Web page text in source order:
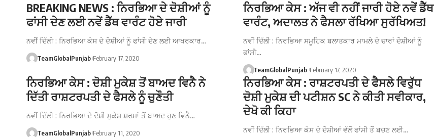
BREAKING NEWS : ਨਿਰਭਿਆ ਦੇ ਦੋਸ਼ੀਆਂ ਨੂੰ
ਫਾਂਸੀ ਦੇਣ ਲਈ ਨਵੇਂ ਡੈੱਥ ਵਾਰੰਟ ਹੋਏ ਜਾਰੀ
ਨਵੀਂ ਦਿੱਲੀ : ਨਿਰਭਿਆ ਕੇਸ ਦੇ ਦੋਸ਼ੀਆਂ ਨੂੰ ਫਾਂਸੀ ਦੇਣ ਲਈ ਆਖਰਕਾਰ…
TeamGlobalPunjab February 17, 2020
ਨਿਰਭਿਆ ਕੇਸ : ਅੱਜ ਵੀ ਨਹੀਂ ਜਾਰੀ ਹੋਏ ਨਵੇਂ ਡੈੱਥ
ਵਾਰੰਟ, ਅਦਾਲਤ ਨੇ ਫੈਸਲਾ ਰੱਖਿਆ ਸੁਰੱਖਿਅਤ!
ਨਵੀਂ ਦਿੱਲੀ : ਨਿਰਭਿਆ ਸਮੂਹਿਕ ਬਲਾਤਕਾਰ ਮਾਮਲੇ ਦੇ ਚਾਰਾਂ ਦੋਸ਼ੀਆਂ ਨੂੰ
ਫਾਂਸੀ…
TeamGlobalPunjab February 17, 2020
ਨਿਰਭਿਆ ਕੇਸ : ਦੋਸ਼ੀ ਮੁਕੇਸ਼ ਤੋਂ ਬਾਅਦ ਵਿਨੈ ਨੇ
ਦਿੱਤੀ ਰਾਸ਼ਟਰਪਤੀ ਦੇ ਫੈਸਲੇ ਨੂੰ ਚੁਣੌਤੀ
ਨਵੀਂ ਦਿੱਲੀ : ਨਿਰਭਿਆ ਦੇ ਦੋਸ਼ੀ ਮੁਕੇਸ਼ ਸ਼ਰਮਾਂ ਤੋਂ ਬਾਅਦ ਹੁਣ ਵਿਨੈ…
TeamGlobalPunjab February 11, 2020
ਨਿਰਭਿਆ ਕੇਸ : ਰਾਸ਼ਟਰਪਤੀ ਦੇ ਫੈਸਲੇ ਵਿਰੁੱਧ
ਦੋਸ਼ੀ ਮੁਕੇਸ਼ ਦੀ ਪਟੀਸ਼ਨ SC ਨੇ ਕੀਤੀ ਸਵੀਕਾਰ,
ਦੇਖੋ ਕੀ ਕਿਹਾ
ਨਵੀਂ ਦਿੱਲੀ : ਨਿਰਭਿਆ ਕੇਸ ਦੇ ਦੋਸ਼ੀਆਂ ਵੱਲੋਂ ਫਾਂਸੀ ਤੋਂ ਬਚਣ ਲਈ…